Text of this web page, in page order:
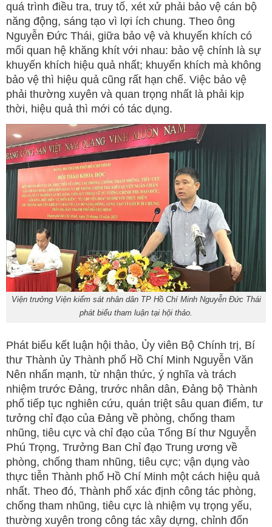
quá trình điều tra, truy tố, xét xử phải bảo vệ cán bộ
năng động, sáng tạo vì lợi ích chung. Theo ông
Nguyễn Đức Thái, giữa bảo vệ và khuyến khích có
mối quan hệ khăng khít với nhau: bảo vệ chính là sự
khuyến khích hiệu quả nhất; khuyến khích mà không
bảo vệ thì hiệu quả cũng rất hạn chế. Việc bảo vệ
phải thường xuyên và quan trọng nhất là phải kịp
thời, hiệu quả thì mới có tác dụng.
Viện trưởng Viện kiểm sát nhân dân TP Hồ Chí Minh Nguyễn Đức Thái
phát biểu tham luận tại hội thảo.
Phát biểu kết luận hội thảo, Ủy viên Bộ Chính trị, Bí
thư Thành ủy Thành phố Hồ Chí Minh Nguyễn Văn
Nên nhấn mạnh, từ nhận thức, ý nghĩa và trách
nhiệm trước Đảng, trước nhân dân, Đảng bộ Thành
phố tiếp tục nghiên cứu, quán triệt sâu quan điểm, tư
tưởng chỉ đạo của Đảng về phòng, chống tham
nhũng, tiêu cực và chỉ đạo của Tổng Bí thư Nguyễn
Phú Trọng, Trưởng Ban Chỉ đạo Trung ương về
phòng, chống tham nhũng, tiêu cực; vận dụng vào
thực tiễn Thành phố Hồ Chí Minh một cách hiệu quả
nhất. Theo đó, Thành phố xác định công tác phòng,
chống tham nhũng, tiêu cực là nhiệm vụ trọng yếu,
thường xuyên trong công tác xây dựng, chỉnh đốn